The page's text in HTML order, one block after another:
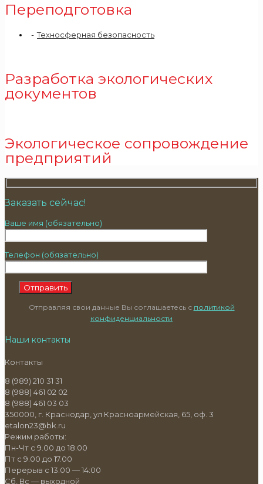
Переподготовка
Техносферная безопасность
Разработка экологических
документов
Экологическое сопровождение
предприятий
Заказать сейчас!
Ваше имя (обязательно)
Телефон (обязательно)
Отправляя свои данные Вы соглашаетесь с политикой
конфиденциальности
Наши контакты
Контакты
8 (989) 210 31 31
8 (988) 461 02 02
8 (988) 461 03 03
350000, г. Краснодар, ул Красноармейская, 65, оф. 3
etalon23@bk.ru
Режим работы:
Пн-Чт с 9.00 до 18.00
Пт с 9.00 до 17.00
Перерыв с 13:00 — 14:00
Сб, Вс — выходной